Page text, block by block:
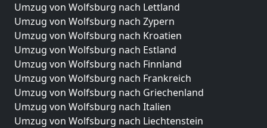
Umzug von Wolfsburg nach Lettland
Umzug von Wolfsburg nach Zypern
Umzug von Wolfsburg nach Kroatien
Umzug von Wolfsburg nach Estland
Umzug von Wolfsburg nach Finnland
Umzug von Wolfsburg nach Frankreich
Umzug von Wolfsburg nach Griechenland
Umzug von Wolfsburg nach Italien
Umzug von Wolfsburg nach Liechtenstein